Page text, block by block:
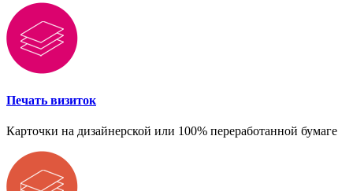
Печать визиток
Карточки на дизайнерской или 100% переработанной бумаге